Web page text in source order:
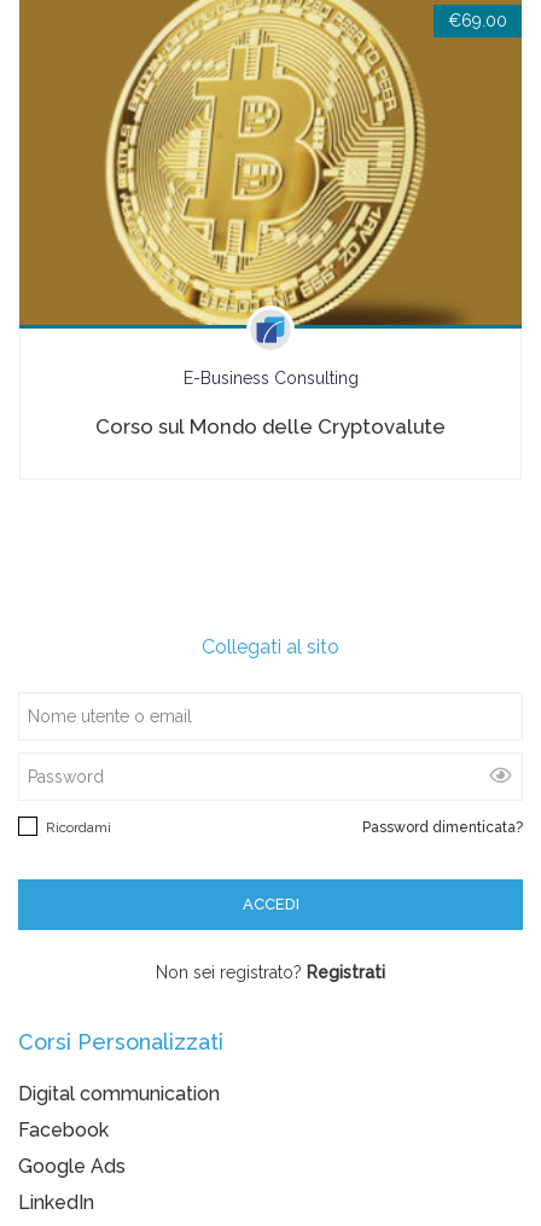
€69.00
E-Business Consulting
Corso sul Mondo delle Cryptovalute
Collegati al sito
Password dimenticata?
Ricordami
Non sei registrato? Registrati
Corsi Personalizzati
Digital communication
Facebook
Google Ads
LinkedIn